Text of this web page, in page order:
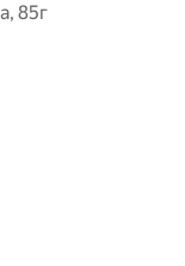
85г